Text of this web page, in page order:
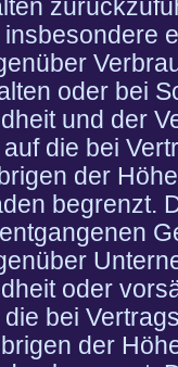
oder bei
und der
die bei
der
begrenzt.
oder
bei
der